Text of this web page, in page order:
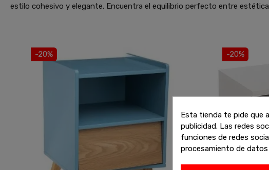
estilo cohesivo y elegante. Encuentra el equilibrio perfecto entre
-20% -20%
Esta tienda te pide que
publicidad. Las redes
funciones de redes
procesamiento de